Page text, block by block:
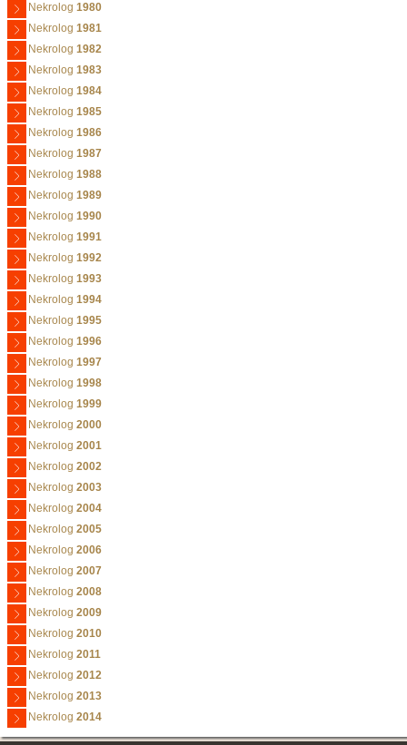
Nekrolog 1980
Nekrolog 1981
Nekrolog 1982
Nekrolog 1983
Nekrolog 1984
Nekrolog 1985
Nekrolog 1986
Nekrolog 1987
Nekrolog 1988
Nekrolog 1989
Nekrolog 1990
Nekrolog 1991
Nekrolog 1992
Nekrolog 1993
Nekrolog 1994
Nekrolog 1995
Nekrolog 1996
Nekrolog 1997
Nekrolog 1998
Nekrolog 1999
Nekrolog 2000
Nekrolog 2001
Nekrolog 2002
Nekrolog 2003
Nekrolog 2004
Nekrolog 2005
Nekrolog 2006
Nekrolog 2007
Nekrolog 2008
Nekrolog 2009
Nekrolog 2010
Nekrolog 2011
Nekrolog 2012
Nekrolog 2013
Nekrolog 2014